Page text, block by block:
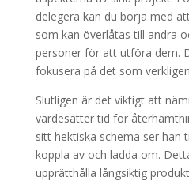
delegera kan du börja med
som kan överlåtas till andra
personer för att utföra dem.
fokusera på det som
Slutligen är det viktigt att
värdesätter tid för
sitt hektiska schema ser
koppla av och ladda om.
upprätthålla långsiktig